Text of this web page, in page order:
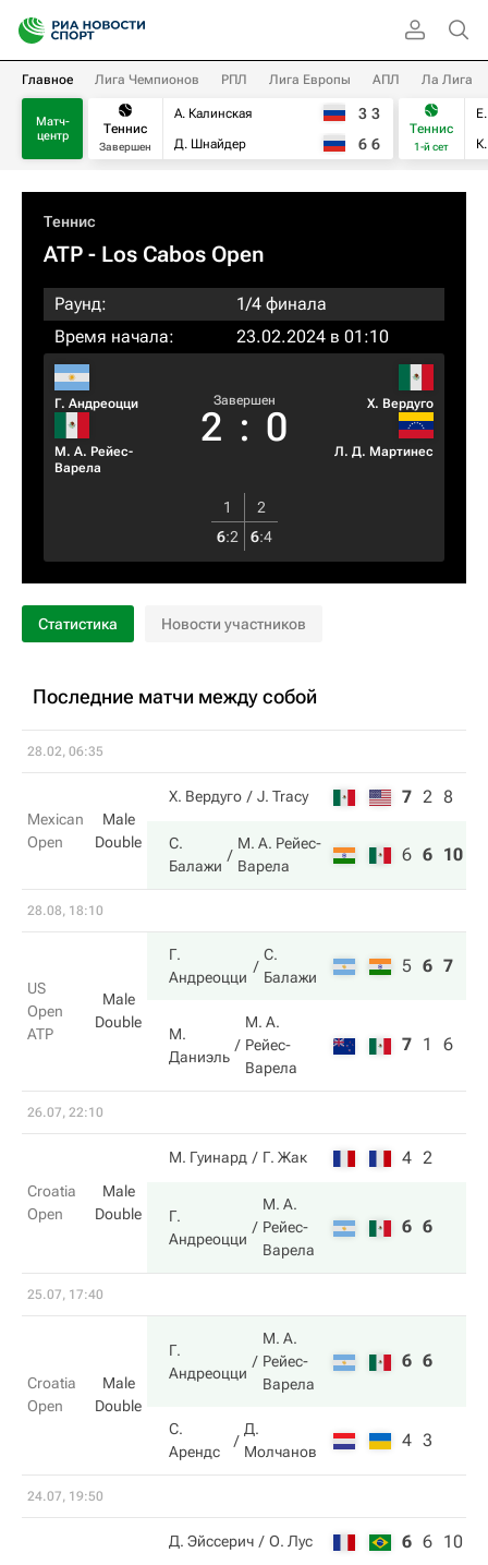
Главное Лига Чемпионов РПЛ Лига Европы АПЛ Ла Лига
Матч-
центр
Теннис
Завершен
А. Калинская
Д. Шнайдер
3 3
6 6
Теннис
1-й сет
Теннис
ATP - Los Cabos Open
Раунд:
1/4 финала
Время начала:
23.02.2024 в 01:10
Г. Андреоцци
М. А. Рейес-
Варела
Завершен
2 : 0
Х. Вердуго
Л. Д. Мартинес
1
2
6:2 6:4
Статистика Новости участников
Последние матчи между собой
28.02, 06:35
Mexican
Open
Male
Double
Х. Вердуго J. Tracy 7 2 8
С.
Балажи
М. А. Рейес-
Варела
6 6 10
28.08, 18:10
US
Open
ATP
Male
Double
Г.
Андреоцци
С.
Балажи
5 6 7
М.
Даниэль
М. А.
Рейес-
Варела
7 1 6
26.07, 22:10
Croatia
Open
Male
Double
М. Гуинард Г. Жак 4 2
Г.
Андреоцци
М. А.
Рейес-
Варела
6 6
25.07, 17:40
Croatia
Open
Male
Double
Г.
Андреоцци
М. А.
Рейес-
Варела
6 6
С.
Арендс
Д.
Молчанов
4 3
24.07, 19:50
Д. Эйссерич О. Лус 6 6 10